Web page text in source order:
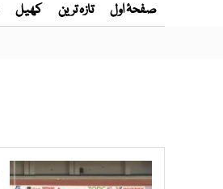
صفحۂ اول تازہ ترین کھیل